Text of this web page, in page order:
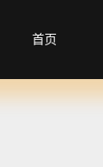
首页